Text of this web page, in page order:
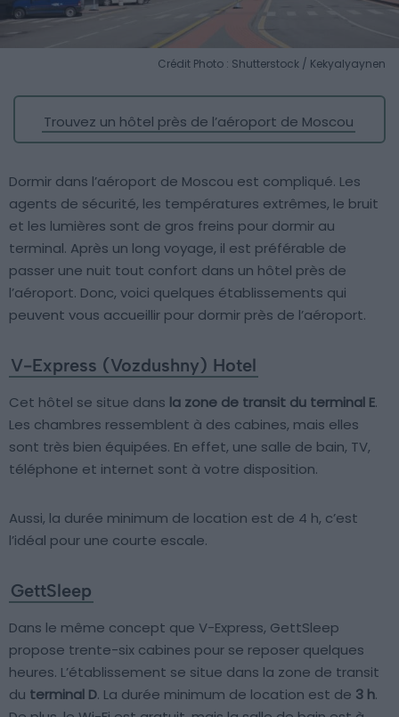
Crédit Photo : Shutterstock / Kekyalyaynen
Trouvez un hôtel près de l’aéroport de Moscou
Dormir dans l’aéroport de Moscou est compliqué. Les
agents de sécurité, les températures extrêmes, le bruit
et les lumières sont de gros freins pour dormir au
terminal. Après un long voyage, il est préférable de
passer une nuit tout confort dans un hôtel près de
l’aéroport. Donc, voici quelques établissements qui
peuvent vous accueillir pour dormir près de l’aéroport.
V-Express (Vozdushny) Hotel
Cet hôtel se situe dans la zone de transit du terminal E.
Les chambres ressemblent à des cabines, mais elles
sont très bien équipées. En effet, une salle de bain, TV,
téléphone et internet sont à votre disposition.
Aussi, la durée minimum de location est de 4 h, c’est
l’idéal pour une courte escale.
GettSleep
Dans le même concept que V-Express, GettSleep
propose trente-six cabines pour se reposer quelques
heures. L’établissement se situe dans la zone de transit
du terminal D. La durée minimum de location est de 3 h.